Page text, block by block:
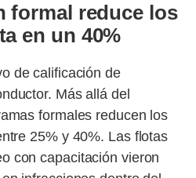
formal reduce los
en un 40%
de calificación de
Más allá del
formales reducen los
25% y 40%. Las flotas
con capacitación vieron